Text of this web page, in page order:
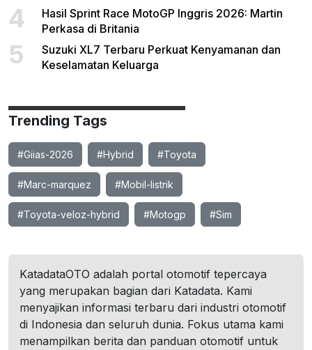
4
Hasil Sprint Race MotoGP Inggris 2026: Martin
Perkasa di Britania
5
Suzuki XL7 Terbaru Perkuat Kenyamanan dan
Keselamatan Keluarga
Trending Tags
#Giias-2026 #Hybrid #Toyota
#Marc-marquez #Mobil-listrik
#Toyota-veloz-hybrid #Motogp #Sim
KatadataOTO adalah portal otomotif tepercaya
yang merupakan bagian dari Katadata. Kami
menyajikan informasi terbaru dari industri otomotif
di Indonesia dan seluruh dunia. Fokus utama kami
menampilkan berita dan panduan otomotif untuk